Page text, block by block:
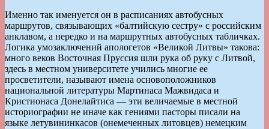
Именно так именуется он в расписаниях автобусных
маршрутов, связывающих «балтийскую сестру» с российским
анклавом, а нередко и на маршрутных автобусных табличках.
Логика умозаключений апологетов «Великой Литвы» такова:
много веков Восточная Пруссия шли рука об руку с Литвой,
здесь в местном университете учились многие ее
просветители, называют имена основоположников
национальной литературы Мартинаса Мажвидаса и
Кристионаса Донелайтиса — эти величаемые в местной
историографии не иначе как гениями пасторы писали на
языке летувининкасов (онемеченных литовцев) немецким